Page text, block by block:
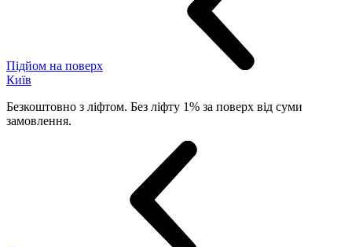
Підйом на поверх
Київ
Безкоштовно з ліфтом. Без ліфту 1% за поверх від суми
замовлення.